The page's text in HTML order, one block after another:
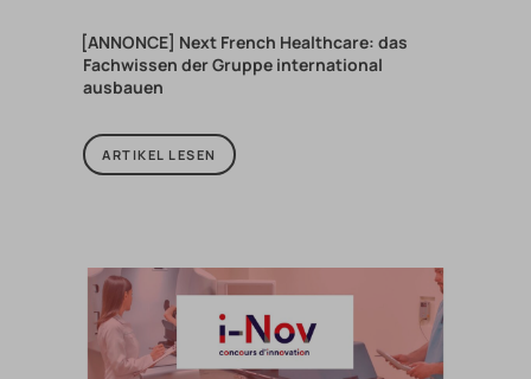
[ANNONCE] Next French Healthcare: das
Fachwissen der Gruppe international
ausbauen
ARTIKEL LESEN